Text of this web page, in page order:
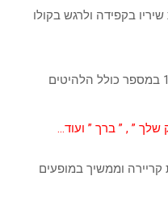
בקפידה ולרגש בקולו
יואב יצחק באלבום חדש אלבומו ה-15 במספר כולל הלהיטים
שלך ” , ” ברך ” ועוד…
מציין בימים אלו כ 30 שנות קריירה וממשיך במופעים